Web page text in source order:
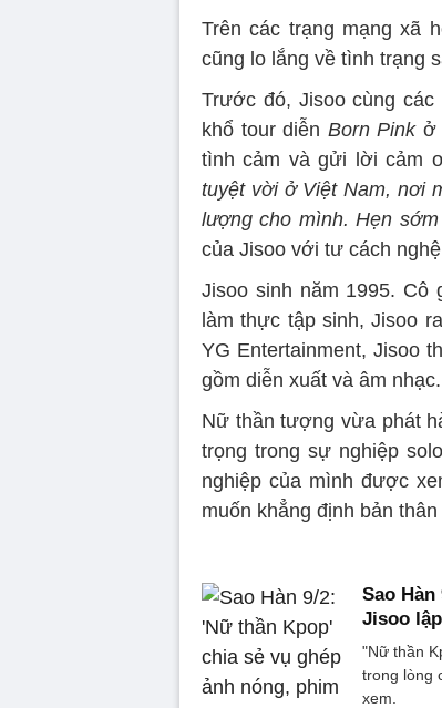
Trên các trạng mạng xã
cũng lo lắng về tình trạng
Trước đó, Jisoo cùng
khổ tour diễn Born Pink ở
tình cảm và gửi lời cảm
tuyệt vời ở Việt Nam, nơi
lượng cho mình. Hẹn
của Jisoo với tư cách
Jisoo sinh năm 1995. Cô
làm thực tập sinh, Jisoo
YG Entertainment, Jisoo
gồm diễn xuất và âm nhạc.
Nữ thần tượng vừa phát
trọng trong sự nghiệp
nghiệp của mình được
muốn khẳng định bản
Sao
Jisoo
"Nữ thần
trong lòng
xem.